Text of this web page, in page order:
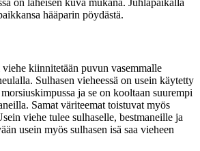
hääparin pöydästä.
kiinnitetään puvun vasemmalle
Sulhasen vieheessä on usein käytetty
ja se on kooltaan suurempi
Samat väriteemat toistuvat myös
viehe tulee sulhaselle, bestmaneille ja
usein myös sulhasen isä saa vieheen